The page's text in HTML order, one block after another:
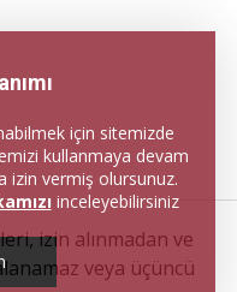
izin alınmadan ve
veya üçüncü
için sitemizde
kullanmaya devam
izin vermiş olursunuz.
inceleyebilirsiniz